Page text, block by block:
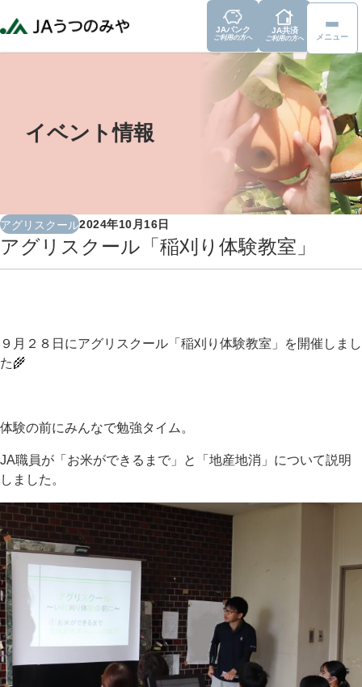
JAバンク
ご利用の方へ
JA共済
ご利用の方へ メニュー
イベント情報
アグリスクール2024年10月16日
アグリスクール「稲刈り体験教室」
９月２８日にアグリスクール「稲刈り体験教室」を開催しまし
た🌾
体験の前にみんなで勉強タイム。
JA職員が「お米ができるまで」と「地産地消」について説明
しました。